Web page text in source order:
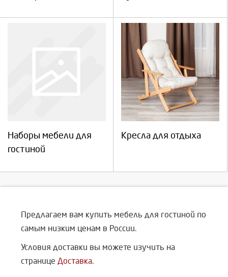
Наборы мебели для
гостиной
Кресла для отдыха
Предлагаем вам купить мебель для гостиной по
самым низким ценам в России.
Условия доставки вы можете изучить на
странице Доставка.